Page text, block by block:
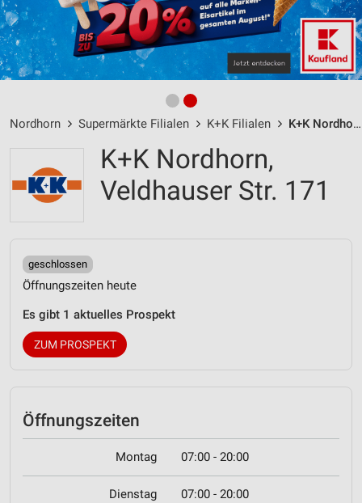
Nordhorn Supermärkte Filialen K+K Filialen K+K Nordhorn / Veldhauser Str. 171 - Öffnungszeiten & Adresse
K+K Nordhorn,
Veldhauser Str. 171
geschlossen
Öffnungszeiten heute
Es gibt 1 aktuelles Prospekt
ZUM PROSPEKT
Öffnungszeiten
Montag 07:00 - 20:00
Dienstag 07:00 - 20:00